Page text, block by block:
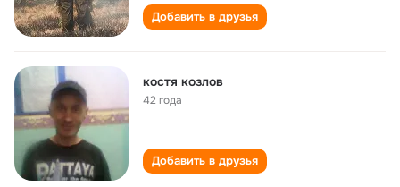
Добавить в друзья
костя козлов
42 года
Добавить в друзья